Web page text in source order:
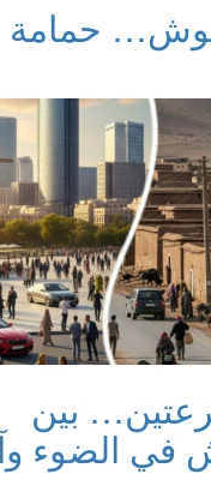
حمامة
بين
في الضوء